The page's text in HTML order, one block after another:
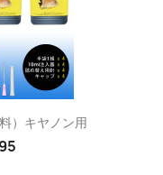
）キヤノン用